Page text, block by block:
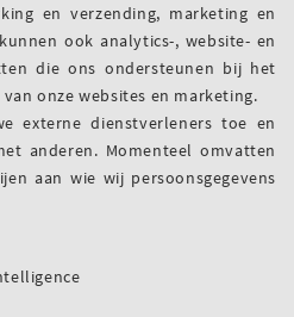
en verzending, marketing en
ook analytics-, website- en
die ons ondersteunen bij het
onze websites en marketing.
externe dienstverleners toe en
anderen. Momenteel omvatten
aan wie wij persoonsgegevens